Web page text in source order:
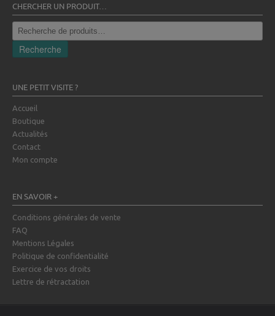
CHERCHER UN PRODUIT…
Recherche
pour :
Recherche
UNE PETIT VISITE ?
Accueil
Boutique
Actualités
Contact
Mon compte
EN SAVOIR +
Conditions générales de vente
FAQ
Mentions Légales
Politique de confidentialité
Exercice de vos droits
Lettre de rétractation